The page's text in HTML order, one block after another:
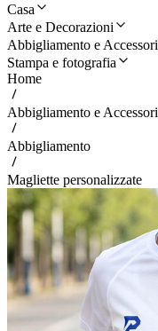
Casa
Arte e Decorazioni
Abbigliamento e Accessori
Stampa e fotografia
Home
Abbigliamento e Accessori
Abbigliamento
Magliette personalizzate